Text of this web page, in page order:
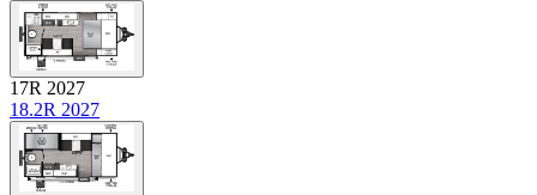
17R 2027
18.2R 2027